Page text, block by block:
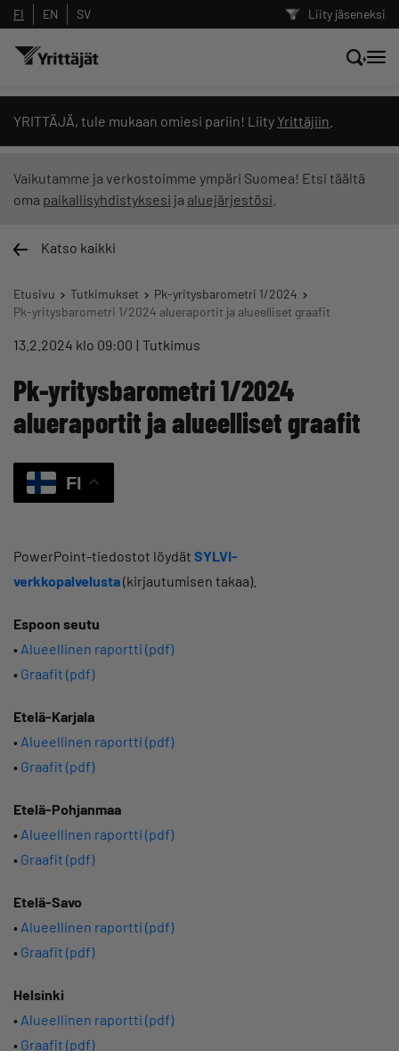
Liity jäseneksi
FI EN SV
YRITTÄJÄ, tule mukaan omiesi pariin! Liity Yrittäjiin
Vaikutamme ja verkostoimme ympäri Suomea! Etsi täältä
oma paikallisyhdistyksesi ja aluejärjestösi
Katso kaikki
Etusivu Tutkimukset
Pk-yritysbarometri 1/2024
Pk-yritysbarometri 1/2024 alueraportit ja alueelliset graafit
13.2.2024 klo 09:00 Tutkimus
Pk-yritysbarometri 1/2024
alueraportit ja alueelliset graafit
FI
PowerPoint-tiedostot löydät SYLVI-
verkkopalvelusta(kirjautumisen takaa).
Espoon seutu
• Alueellinen raportti (pdf)
• Graafit (pdf)
Etelä-Karjala
• Alueellinen raportti (pdf)
• Graafit (pdf)
Etelä-Pohjanmaa
• Alueellinen raportti (pdf)
• Graafit (pdf)
Etelä-Savo
• Alueellinen raportti (pdf)
• Graafit (pdf)
Helsinki
• Alueellinen raportti (pdf)
• Graafit (pdf)
Hae sivustolta tai kysy suoraan
Yrittäjien tekoälyltä